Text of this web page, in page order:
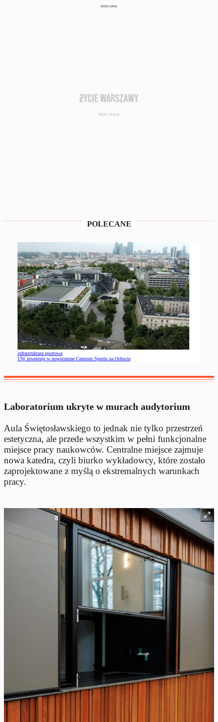
REKLAMA
POLECANE
infrastruktura sportowa
UW inwestuje w nowoczesne Centrum Sportu na Ochocie
Laboratorium ukryte w murach audytorium
Aula Świętosławskiego to jednak nie tylko przestrzeń
estetyczna, ale przede wszystkim w pełni funkcjonalne
miejsce pracy naukowców. Centralne miejsce zajmuje
nowa katedra, czyli biurko wykładowcy, które zostało
zaprojektowane z myślą o ekstremalnych warunkach
pracy.